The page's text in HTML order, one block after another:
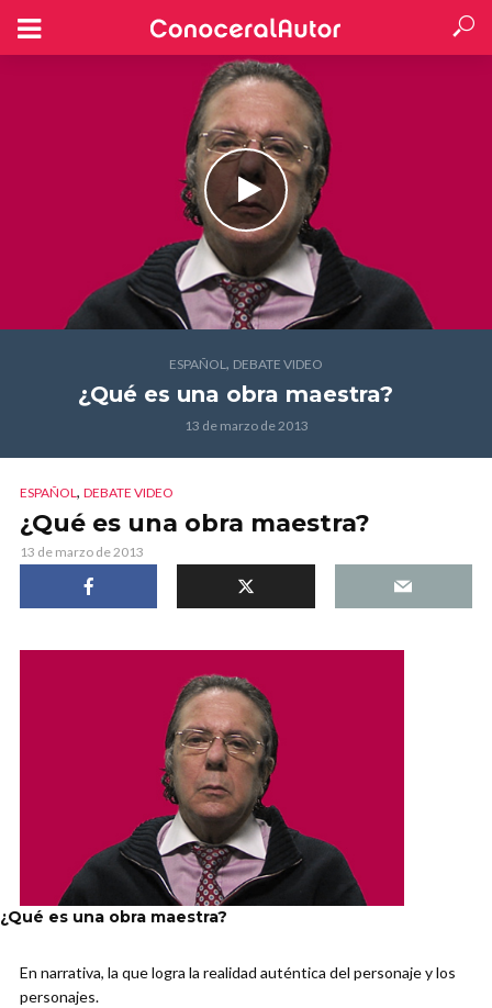
ESPAÑOL, DEBATE VIDEO
¿Qué es una obra maestra?
13 de marzo de 2013
ESPAÑOL, DEBATE VIDEO
¿Qué es una obra maestra?
13 de marzo de 2013
¿Qué es una obra maestra?
En narrativa, la que logra la realidad auténtica del personaje y los
personajes.